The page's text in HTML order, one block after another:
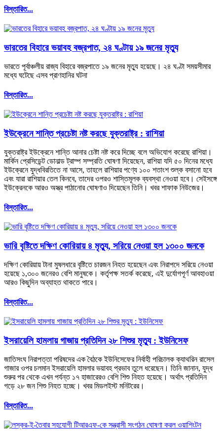
বিস্তারিত...
ভারতের বিহারে ভয়াবহ বজ্রপাত, ২৪ ঘণ্টায় ১৯ জনের মৃত্যু
ভারতে পূর্বাঞ্চলীয় রাজ্য বিহারে বজ্রপাতে ১৯ জনের মৃত্যু হয়েছে। ২৪ ঘণ্টা সময়সীমার
মধ্যে ঘটেছে এসব প্রাণহানির ঘটনা
বিস্তারিত...
ইউক্রেনে শান্তি প্রচেষ্টা নষ্ট করছে যুক্তরাষ্ট্র : রাশিয়া
যুক্তরাষ্ট্র ইউক্রেনে শান্তি আনার চেষ্টা নষ্ট করে দিচ্ছে বলে অভিযোগ করেছে রাশিয়া।
মার্কিন প্রেসিডেন্ট ডোনাল্ড ট্রাম্প সম্প্রতি ঘোষণা দিয়েছেন, রাশিয়া যদি ৫০ দিনের মধ্যে
ইউক্রেনে যুদ্ধবিরতিতে না আসে, তাহলে রাশিয়ার পণ্যে ১০০ শতাংশ শুল্ক বসানো হবে
এবং যারা রাশিয়ার তেল কিনবে, তাদের ওপরও শাস্তিমূলক ব্যবস্থা নেওয়া হবে। সেইসঙ্গে
ইউক্রেনকে আরও অস্ত্র পাঠানোর ঘোষণাও দিয়েছেন তিনি। খবর শাফাক নিউজের।
বিস্তারিত...
ভারি বৃষ্টিতে দক্ষিণ কোরিয়ায় ৪ মৃত্যু, সরিয়ে নেওয়া হল ১৩০০ জনকে
দক্ষিণ কোরিয়ায় টানা মুষলধারে বৃষ্টিতে চারজন নিহত হয়েছেন এবং নিরাপদে সরিয়ে নেওয়া
হয়েছে ১,৩০০ জনেরও বেশি মানুষকে। কর্তৃপক্ষ সতর্ক করেছে, এই দুর্যোগপূর্ণ আবহাওয়া
আরও কিছুদিন অব্যাহত থাকতে পারে।
বিস্তারিত...
ইসরায়েলি হামলায় গাজায় প্রতিদিন ২৮ শিশুর মৃত্যু : ইউনিসেফ
জাতিসংঘ নিরাপত্তা পরিষদের এক বৈঠকে ইউনিসেফের নির্বাহী পরিচালক ক্যাথরিন রাসেল
গাজার ওপর চলমান ইসরায়েলি হামলার ভয়াবহ প্রভাব তুলে ধরেছেন। তিনি জানান, যুদ্ধ
শুরুর পর থেকে এখন পর্যন্ত ১৭ হাজারেরও বেশি শিশু নিহত হয়েছে। অর্থাৎ প্রতিদিন
গড়ে ২৮ জন শিশু নিহত হচ্ছে। খবর মিডলইস্ট মনিটরের।
বিস্তারিত...